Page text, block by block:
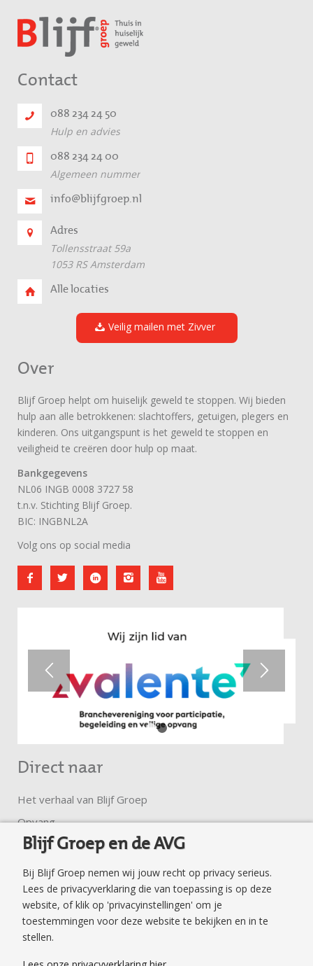
Contact
088 234 24 50
Hulp en advies
088 234 24 00
Algemeen nummer
info@blijfgroep.nl
Adres
Tollensstraat 59a
1053 RS Amsterdam
Alle locaties
Veilig mailen met Zivver
Over
Blijf Groep helpt om huiselijk geweld te stoppen. Wij bieden
hulp aan alle betrokkenen: slachtoffers, getuigen, plegers en
kinderen. Ons uitgangspunt is het geweld te stoppen en
veiligheid te creëren door hulp op maat.
Bankgegevens
NL06 INGB 0008 3727 58
t.n.v. Stichting Blijf Groep.
BIC: INGBNL2A
Volg ons op social media
Direct naar
Het verhaal van Blijf Groep
Opvang
Ambulante hulp
Trainingen en groepen
Klachtenregeling
Privacyverklaring
Veilig surfen en mailen
Blijf Groep en de AVG
Bij Blijf Groep nemen wij jouw recht op privacy serieus.
Lees de privacyverklaring die van toepassing is op deze
website, of klik op 'privacyinstellingen' om je
toestemmingen voor deze website te bekijken en in te
stellen.